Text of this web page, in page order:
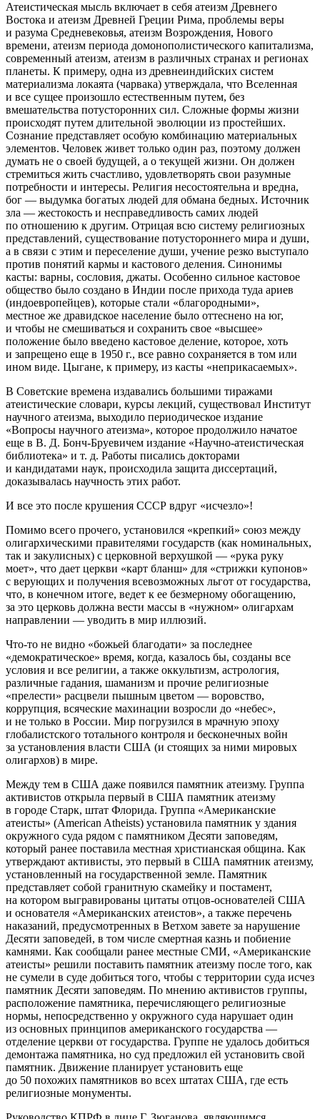
Атеистическая мысль включает в себя атеизм Древнего
Востока и атеизм Древней Греции Рима, проблемы веры
и разума Средневековья, атеизм Возрождения, Нового
времени, атеизм периода домонополистического капитализма,
современный атеизм, атеизм в различных странах и регионах
планеты. К примеру, одна из древнеиндийских систем
материализма локаята (чарвака) утверждала, что Вселенная
и все сущее произошло естественным путем, без
вмешательства потусторонних сил. Сложные формы жизни
происходят путем длительной эволюции из простейших.
Сознание представляет особую комбинацию материальных
элементов. Человек живет только один раз, поэтому должен
думать не о своей будущей, а о текущей жизни. Он должен
стремиться жить счастливо, удовлетворять свои разумные
потребности и интересы. Религия несостоятельна и вредна,
бог — выдумка богатых людей для обмана бедных. Источник
зла — жестокость и несправедливость самих людей
по отношению к другим. Отрицая всю систему религиозных
представлений, существование потустороннего мира и души,
а в связи с этим и переселение души, учение резко выступало
против понятий кармы и кастового деления. Синонимы
касты: варны, сословия, джаты. Особенно сильное кастовое
общество было создано в Индии после прихода туда ариев
(индоевропейцев), которые стали «благородными»,
местное же дравидское население было оттеснено на юг,
и чтобы не смешиваться и сохранить свое «высшее»
положение было введено кастовое деление, которое, хоть
и запрещено еще в 1950 г., все равно сохраняется в том или
ином виде. Цыгане, к примеру, из касты «неприкасаемых».
В Советские времена издавались большими тиражами
атеистические словари, курсы лекций, существовал Институт
научного атеизма, выходило периодическое издание
«Вопросы научного атеизма», которое продолжило начатое
еще в В. Д. Бонч-Бруевичем издание «Научно-атеистическая
библиотека» и т. д. Работы писались докторами
и кандидатами наук, происходила защита диссертаций,
доказывалась научность этих работ.
И все это после крушения СССР вдруг «исчезло»!
Помимо всего прочего, установился «крепкий» союз между
олигархическими правителями государств (как номинальных,
так и закулисных) с церковной верхушкой — «рука руку
моет», что дает церкви «карт бланш» для «стрижки купонов»
с верующих и получения всевозможных льгот от государства,
что, в конечном итоге, ведет к ее безмерному обогащению,
за это церковь должна вести массы в «нужном» олигархам
направлении — уводить в мир иллюзий.
Что-то не видно «божьей благодати» за последнее
«демократическое» время, когда, казалось бы, созданы все
условия и все религии, а также оккультизм, астрология,
различные гадания, шаманизм и прочие религиозные
«прелести» расцвели пышным цветом — воровство,
коррупция, всяческие махинации возросли до «небес»,
и не только в России. Мир погрузился в мрачную эпоху
глобалистского тотального контроля и бесконечных войн
за установления власти США (и стоящих за ними мировых
олигархов) в мире.
Между тем в США даже появился памятник атеизму. Группа
активистов открыла первый в США памятник атеизму
в городе Старк, штат Флорида. Группа «Американские
атеисты» (American Atheists) установила памятник у здания
окружного суда рядом с памятником Десяти заповедям,
который ранее поставила местная христианская община. Как
утверждают активисты, это первый в США памятник атеизму,
установленный на государственной земле. Памятник
представляет собой гранитную скамейку и постамент,
на котором выгравированы цитаты отцов-основателей США
и основателя «Американских атеистов», а также перечень
наказаний, предусмотренных в Ветхом завете за нарушение
Десяти заповедей, в том числе смертная казнь и побиение
камнями. Как сообщали ранее местные СМИ, «Американские
атеисты» решили поставить памятник атеизму после того, как
не сумели в суде добиться того, чтобы с территории суда исчез
памятник Десяти заповедям. По мнению активистов группы,
расположение памятника, перечисляющего религиозные
нормы, непосредственно у окружного суда нарушает один
из основных принципов американского государства —
отделение церкви от государства. Группе не удалось добиться
демонтажа памятника, но суд предложил ей установить свой
памятник. Движение планирует установить еще
до 50 похожих памятников во всех штатах США, где есть
религиозные монументы.